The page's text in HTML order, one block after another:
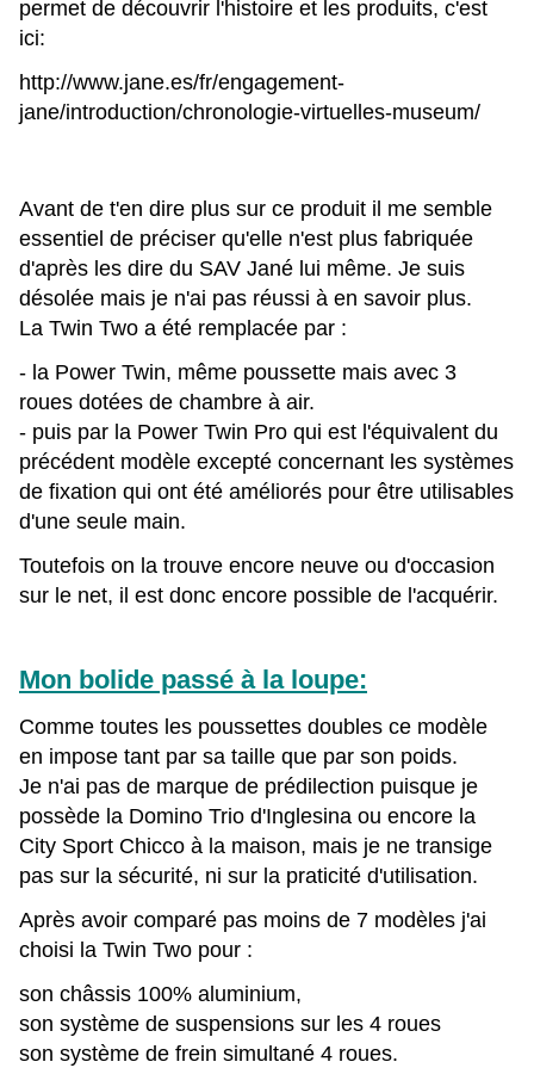
permet de découvrir l'histoire et les produits, c'est
ici:
http://www.jane.es/fr/engagement-
jane/introduction/chronologie-virtuelles-museum/
Avant de t'en dire plus sur ce produit il me semble
essentiel de préciser qu'elle n'est plus fabriquée
d'après les dire du SAV Jané lui même. Je suis
désolée mais je n'ai pas réussi à en savoir plus.
La Twin Two a été remplacée par :
- la Power Twin, même poussette mais avec 3
roues dotées de chambre à air.
- puis par la Power Twin Pro qui est l'équivalent du
précédent modèle excepté concernant les systèmes
de fixation qui ont été améliorés pour être utilisables
d'une seule main.
Toutefois on la trouve encore neuve ou d'occasion
sur le net, il est donc encore possible de l'acquérir.
Mon bolide passé à la loupe:
Comme toutes les poussettes doubles ce modèle
en impose tant par sa taille que par son poids.
Je n'ai pas de marque de prédilection puisque je
possède la Domino Trio d'Inglesina ou encore la
City Sport Chicco à la maison, mais je ne transige
pas sur la sécurité, ni sur la praticité d'utilisation.
Après avoir comparé pas moins de 7 modèles j'ai
choisi la Twin Two pour :
son châssis 100% aluminium,
son système de suspensions sur les 4 roues
son système de frein simultané 4 roues.